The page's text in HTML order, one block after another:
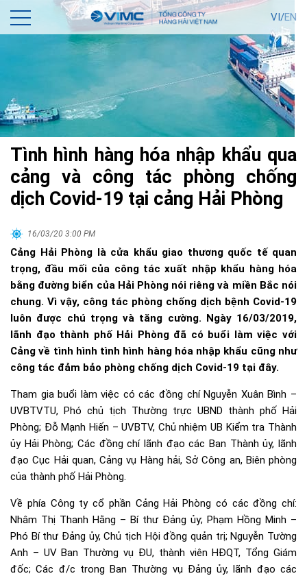
VI/EN
Tình hình hàng hóa nhập khẩu qua
cảng và công tác phòng chống
dịch Covid-19 tại cảng Hải Phòng
16/03/20 3:00 PM
Cảng Hải Phòng là cửa khẩu giao thương quốc tế quan
trọng, đầu mối của công tác xuất nhập khẩu hàng hóa
bằng đường biển của Hải Phòng nói riêng và miền Bắc nói
chung. Vì vậy, công tác phòng chống dịch bệnh Covid-19
luôn được chú trọng và tăng cường. Ngày 16/03/2019,
lãnh đạo thành phố Hải Phòng đã có buổi làm việc với
Cảng về tình hình tình hình hàng hóa nhập khẩu cũng như
công tác đảm bảo phòng chống dịch Covid-19 tại đây.
Tham gia buổi làm việc có các đồng chí Nguyễn Xuân Bình –
UVBTVTU, Phó chủ tịch Thường trực UBND thành phố Hải
Phòng; Đỗ Mạnh Hiến – UVBTV, Chủ nhiệm UB Kiểm tra Thành
ủy Hải Phòng; Các đồng chí lãnh đạo các Ban Thành ủy, lãnh
đạo Cục Hải quan, Cảng vụ Hàng hải, Sở Công an, Biên phòng
của thành phố Hải Phòng.
Về phía Công ty cổ phần Cảng Hải Phòng có các đồng chí:
Nhâm Thị Thanh Hằng – Bí thư Đảng ủy; Phạm Hồng Minh –
Phó Bí thư Đảng ủy, Chủ tịch Hội đồng quản trị; Nguyễn Tường
Anh – UV Ban Thường vụ ĐU, thành viên HĐQT, Tổng Giám
đốc; Các đ/c trong Ban Thường vụ Đảng ủy, lãnh đạo các